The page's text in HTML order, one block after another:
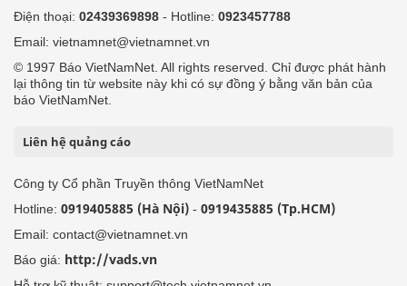
Điện thoại: 02439369898 - Hotline: 0923457788
Email: vietnamnet@vietnamnet.vn
© 1997 Báo VietNamNet. All rights reserved. Chỉ được phát hành
lại thông tin từ website này khi có sự đồng ý bằng văn bản của
báo VietNamNet.
Liên hệ quảng cáo
Công ty Cổ phần Truyền thông VietNamNet
Hotline: 0919405885 (Hà Nội) - 0919435885 (Tp.HCM)
Email: contact@vietnamnet.vn
Báo giá: http://vads.vn